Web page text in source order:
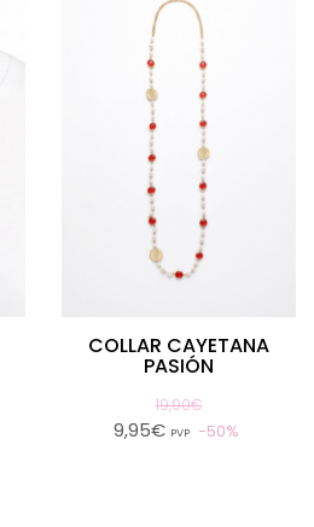
COLLAR CAYETANA
PASIÓN
19,90€
9,95€ PVP 50%